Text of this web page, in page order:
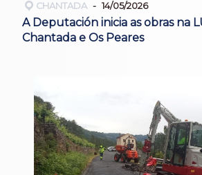
CHANTADA 14/05/2026
A Deputación inicia as obras na
Chantada e Os Peares